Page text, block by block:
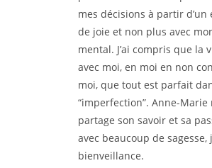
mes décisions à partir d’un
de joie et non plus avec
mental. J’ai compris que la
avec moi, en moi en non
moi, que tout est parfait
“imperfection”. Anne-Marie
partage son savoir et sa
avec beaucoup de sagesse,
bienveillance.